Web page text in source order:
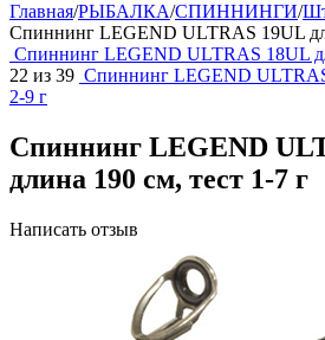
Главная/РЫБАЛКА/СПИННИНГИ/
Спиннинг LEGEND ULTRAS 19UL
Спиннинг LEGEND ULTRAS 18UL
22 из 39 Спиннинг LEGEND
2-9 г
Спиннинг LEGEND
длина 190 см, тест 1-7 г
Написать отзыв